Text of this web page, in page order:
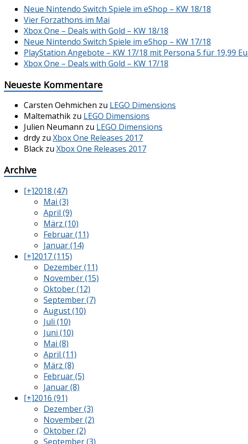
Neue Nintendo Switch Spiele im eShop – KW 18/18
Vier Forzathons im Mai
Xbox One – Deals with Gold – KW 18/18
Neue Nintendo Switch Spiele im eShop – KW 17/18
PlayStation Angebote – KW 17/18 mit Persona 5 für 19,99
Xbox One – Deals with Gold – KW 17/18
Neueste Kommentare
Carsten Oehmichen zu LEGO Dimensions
Maltemathik zu LEGO Dimensions
Julien Neumann zu LEGO Dimensions
drdy zu Xbox One Releases 2017
Black zu Xbox One Releases 2017
Archive
[+]2018 (47)
Mai (3)
April (9)
März (10)
Februar (11)
Januar (14)
[+]2017 (115)
Dezember (11)
November (15)
Oktober (12)
September (7)
August (10)
Juli (10)
Juni (10)
Mai (8)
April (11)
März (8)
Februar (5)
Januar (8)
[+]2016 (91)
Dezember (3)
November (2)
Oktober (2)
September (3)